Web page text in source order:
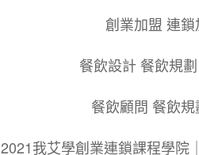
創業加盟 連
餐飲設計 餐飲規
餐飲顧問 餐飲
2021我艾學創業連鎖課程學院